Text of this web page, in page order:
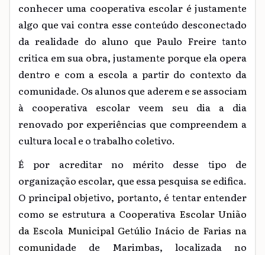
conhecer uma cooperativa escolar é justamente
algo que vai contra esse conteúdo desconectado
da realidade do aluno que Paulo Freire tanto
critica em sua obra, justamente porque ela opera
dentro e com a escola a partir do contexto da
comunidade. Os alunos que aderem e se associam
à cooperativa escolar veem seu dia a dia
renovado por experiências que compreendem a
cultura local e o trabalho coletivo.
É por acreditar no mérito desse tipo de
organização escolar, que essa pesquisa se edifica.
O principal objetivo, portanto, é tentar entender
como se estrutura a Cooperativa Escolar União
da Escola Municipal Getúlio Inácio de Farias na
comunidade de Marimbas, localizada no